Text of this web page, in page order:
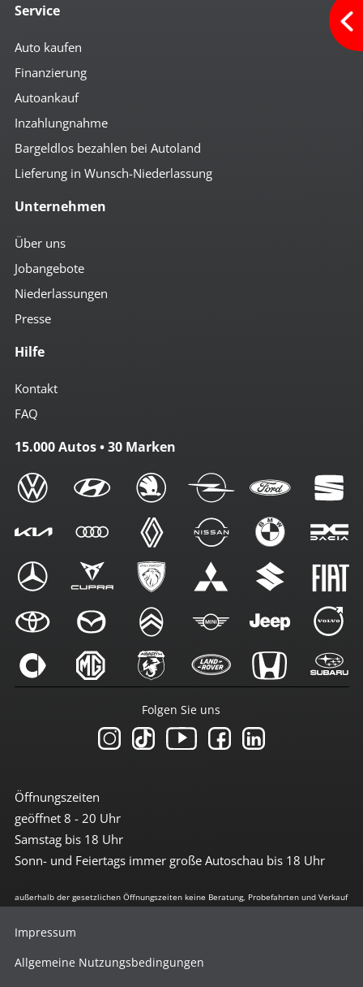
Service
Auto kaufen
Finanzierung
Autoankauf
Inzahlungnahme
Bargeldlos bezahlen bei Autoland
Lieferung in Wunsch-Niederlassung
Unternehmen
Über uns
Jobangebote
Niederlassungen
Presse
Hilfe
Kontakt
FAQ
15.000 Autos • 30 Marken
Öffnungszeiten
geöffnet 8 - 20 Uhr
Samstag bis 18 Uhr
Sonn- und Feiertags immer große Autoschau bis 18 Uhr
Folgen Sie uns
außerhalb der gesetzlichen Öffnungszeiten keine Beratung, Probefahrten und Verkauf
Impressum
Allgemeine Nutzungsbedingungen